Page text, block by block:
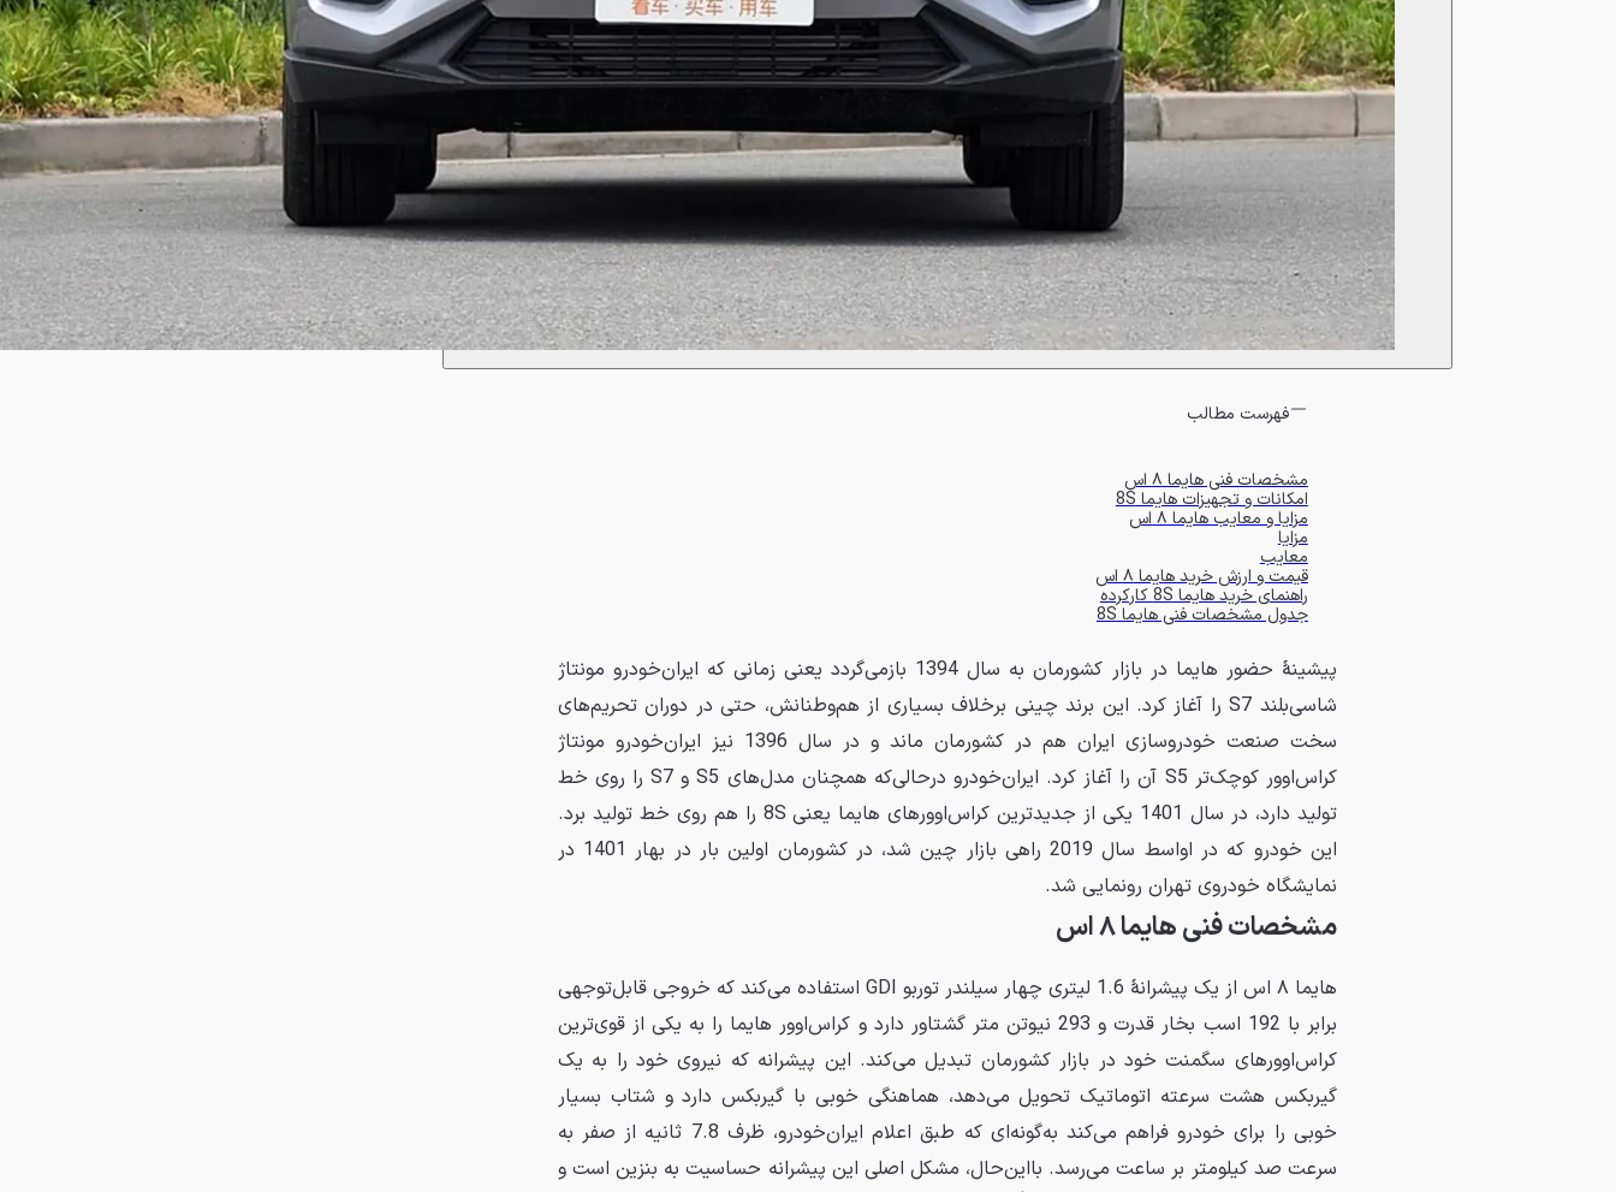
فهرست مطالب
مشخصات فنی هایما ۸ اس
امکانات و تجهیزات هایما 8S
مزایا و معایب هایما ۸ اس
مزایا
معایب
قیمت و ارزش خرید هایما ۸ اس
راهنمای خرید هایما 8S کارکرده
جدول مشخصات فنی هایما 8S
پیشینهٔ حضور هایما در بازار کشورمان به سال 1394 بازمی‌گردد یعنی زمانی که ایران‌خودرو مونتاژ
شاسی‌بلند S7 را آغاز کرد. این برند چینی برخلاف بسیاری از هم‌وطنانش، حتی در دوران تحریم‌های
سخت صنعت خودروسازی ایران هم در کشورمان ماند و در سال 1396 نیز ایران‌خودرو مونتاژ
کراس‌اوور کوچک‌تر S5 آن را آغاز کرد. ایران‌خودرو درحالی‌که همچنان مدل‌های S5 و S7 را روی خط
تولید دارد، در سال 1401 یکی از جدیدترین کراس‌اوورهای هایما یعنی 8S را هم روی خط تولید برد.
این خودرو که در اواسط سال 2019 راهی بازار چین شد، در کشورمان اولین بار در بهار 1401 در
نمایشگاه خودروی تهران رونمایی شد.
مشخصات فنی هایما ۸ اس
هایما ۸ اس از یک پیشرانهٔ 1.6 لیتری چهار سیلندر توربو GDI استفاده می‌کند که خروجی قابل‌توجهی
برابر با 192 اسب بخار قدرت و 293 نیوتن متر گشتاور دارد و کراس‌اوور هایما را به یکی از قوی‌ترین
کراس‌اوورهای سگمنت خود در بازار کشورمان تبدیل می‌کند. این پیشرانه که نیروی خود را به یک
گیربکس هشت سرعته اتوماتیک تحویل می‌دهد، هماهنگی خوبی با گیربکس دارد و شتاب بسیار
خوبی را برای خودرو فراهم می‌کند به‌گونه‌ای که طبق اعلام ایران‌خودرو، ظرف 7.8 ثانیه از صفر به
سرعت صد کیلومتر بر ساعت می‌رسد. بااین‌حال، مشکل اصلی این پیشرانه حساسیت به بنزین است و